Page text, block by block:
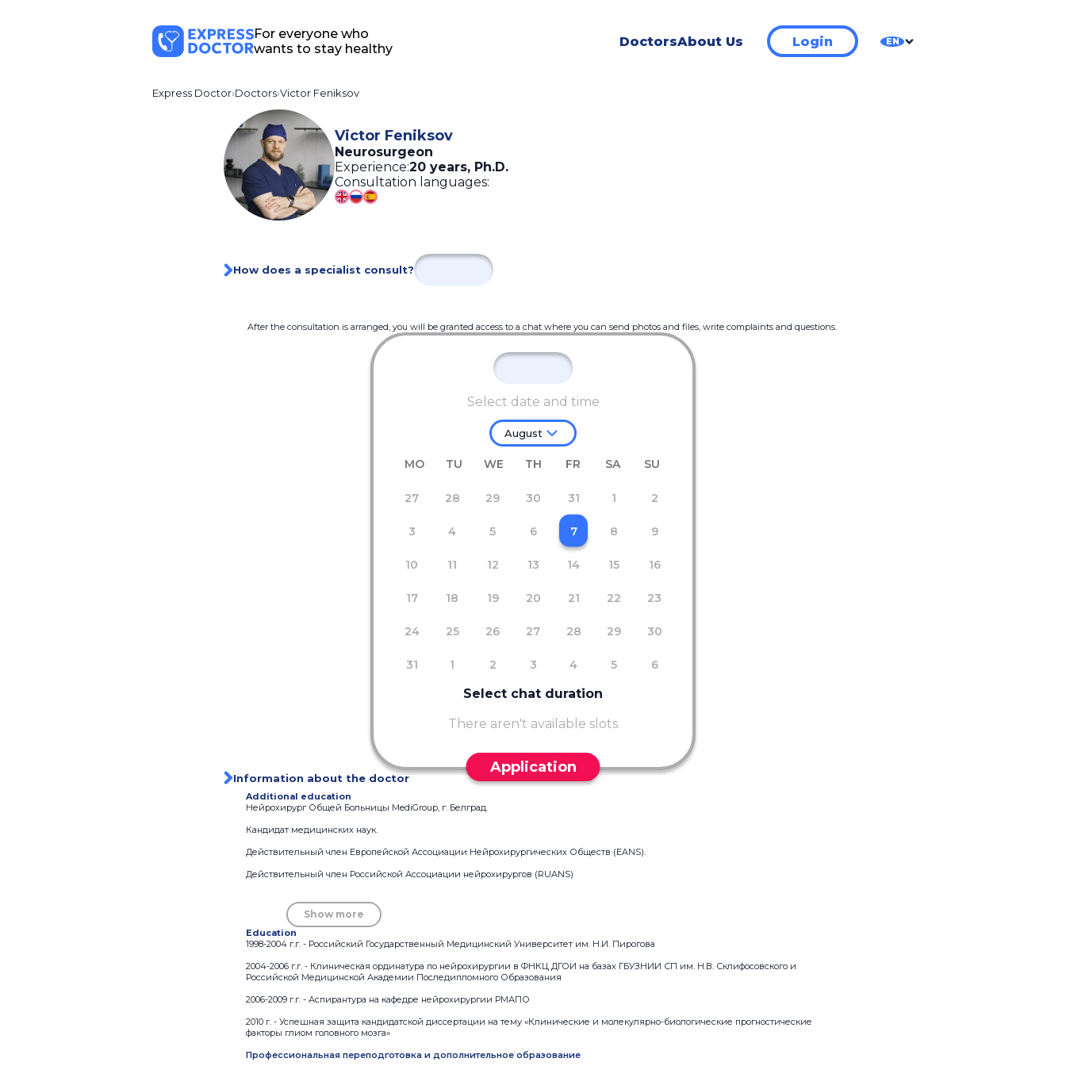
For everyone who
wants to stay healthy
DoctorsAbout Us Login EN
Express Doctor Doctors Victor Feniksov
Victor Feniksov
Neurosurgeon
Experience:20 years, Ph.D.
Consultation languages:
How does a specialist consult?
After the consultation is arranged, you will be granted access to a chat where you can send photos and files, write complaints and questions.
Select date and time
August
MO TU WE TH FR SA SU
27 28 29 30 31 1 2
3 4 5 6 7 8 9
10 11 12 13 14 15 16
17 18 19 20 21 22 23
24 25 26 27 28 29 30
31 1 2 3 4 5 6
Select chat duration
There aren't available slots
Application
Information about the doctor
Additional education
Нейрохирург Общей Больницы MediGroup, г. Белград.
Кандидат медицинских наук.
Действительный член Европейской Ассоциации Нейрохирургических Обществ (EANS).
Действительный член Российской Ассоциации нейрохирургов (RUANS)
Show more
Education
1998-2004 г.г. - Российский Государственный Медицинский Университет им. Н.И. Пирогова
2004-2006 г.г. - Клиническая ординатура по нейрохирургии в ФНКЦ ДГОИ на базах ГБУЗНИИ СП им. Н.В. Склифосовского и
Российской Медицинской Академии Последипломного Образования
2006-2009 г.г. - Аспирантура на кафедре нейрохирургии РМАПО
2010 г. - Успешная защита кандидатской диссертации на тему «Клинические и молекулярно-биологические прогностические
факторы глиом головного мозга»
Профессиональная переподготовка и дополнительное образование